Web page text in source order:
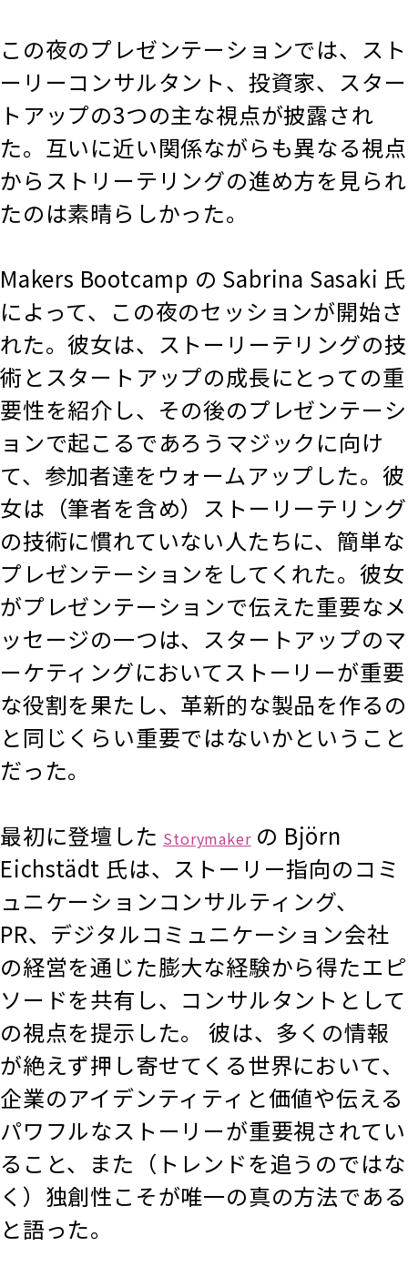
この夜のプレゼンテーションでは、スト
ーリーコンサルタント、投資家、スター
トアップの3つの主な視点が披露され
た。互いに近い関係ながらも異なる視点
からストリーテリングの進め方を見られ
たのは素晴らしかった。
Makers Bootcamp の Sabrina Sasaki 氏
によって、この夜のセッションが開始さ
れた。彼女は、ストーリーテリングの技
術とスタートアップの成長にとっての重
要性を紹介し、その後のプレゼンテーシ
ョンで起こるであろうマジックに向け
て、参加者達をウォームアップした。彼
女は（筆者を含め）ストーリーテリング
の技術に慣れていない人たちに、簡単な
プレゼンテーションをしてくれた。彼女
がプレゼンテーションで伝えた重要なメ
ッセージの一つは、スタートアップのマ
ーケティングにおいてストーリーが重要
な役割を果たし、革新的な製品を作るの
と同じくらい重要ではないかということ
だった。
最初に登壇した Storymakerの Björn
Eichstädt 氏は、ストーリー指向のコミ
ュニケーションコンサルティング、
PR、デジタルコミュニケーション会社
の経営を通じた膨大な経験から得たエピ
ソードを共有し、コンサルタントとして
の視点を提示した。 彼は、多くの情報
が絶えず押し寄せてくる世界において、
企業のアイデンティティと価値や伝える
パワフルなストーリーが重要視されてい
ること、また（トレンドを追うのではな
く）独創性こそが唯一の真の方法である
と語った。